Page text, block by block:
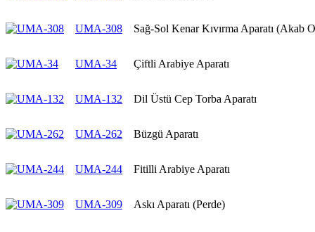
UMA-308 Sağ-Sol Kenar Kıvırma Aparatı (Akab
UMA-34 Çiftli Arabiye Aparatı
UMA-132 Dil Üstü Cep Torba Aparatı
UMA-262 Büzgü Aparatı
UMA-244 Fitilli Arabiye Aparatı
UMA-309 Askı Aparatı (Perde)